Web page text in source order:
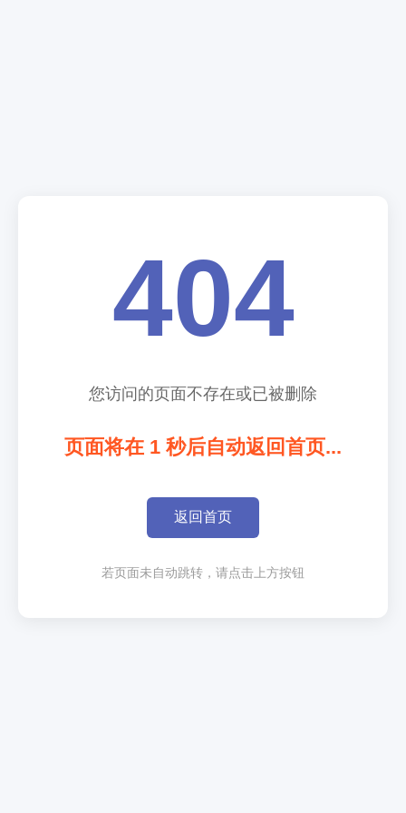
404
您访问的页面不存在或已被删除
页面将在 1 秒后自动返回首页...
返回首页
若页面未自动跳转，请点击上方按钮